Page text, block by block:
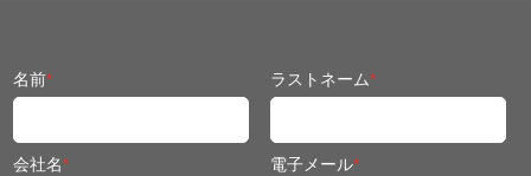
名前* ラストネーム*
会社名* 電子メール*